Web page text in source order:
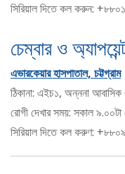
সিরিয়াল দিতে কল করুন:
চেম্বার ও
এভারকেয়ার হাসপাতাল, চট্টগ্রাম
ঠিকানা: এইচ১, অন্ননা আবাসিক
রোগী দেখার সময়: সকাল
সিরিয়াল দিতে কল করুণ: